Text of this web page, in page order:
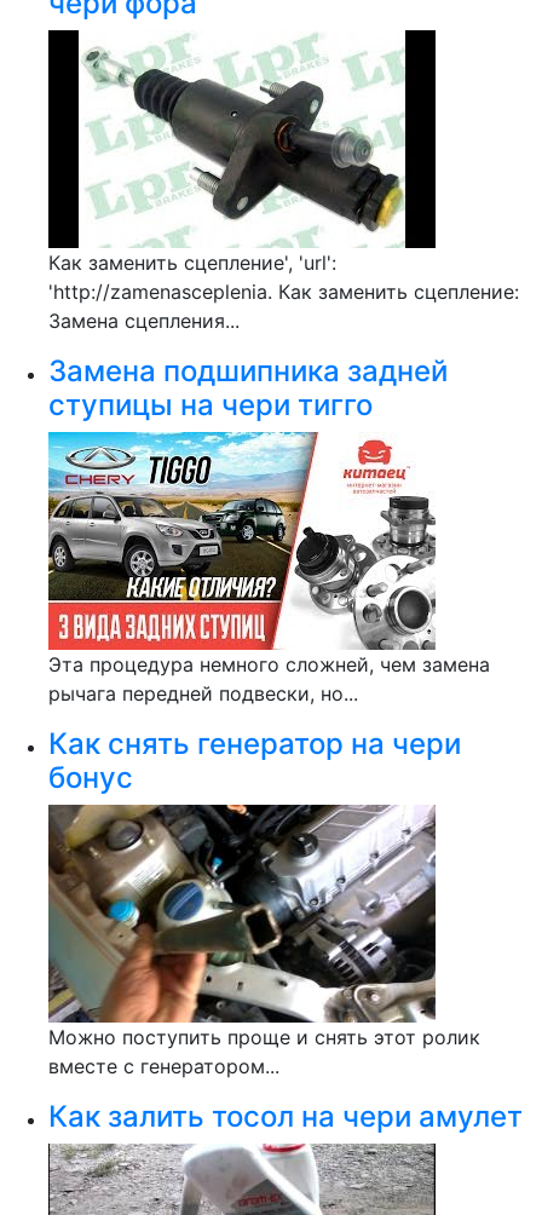
Как заменить сцепление', 'url':
'http://zamenasceplenia. Как заменить сцепление:
Замена сцепления...
Замена подшипника задней
ступицы на чери тигго
Эта процедура немного сложней, чем замена
рычага передней подвески, но...
Как снять генератор на чери
бонус
Можно поступить проще и снять этот ролик
вместе с генератором...
Как залить тосол на чери амулет